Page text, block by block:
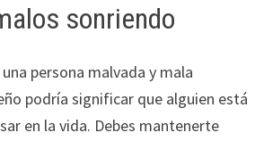
sonriendo
persona malvada y mala
podría significar que alguien está
en la vida. Debes mantenerte